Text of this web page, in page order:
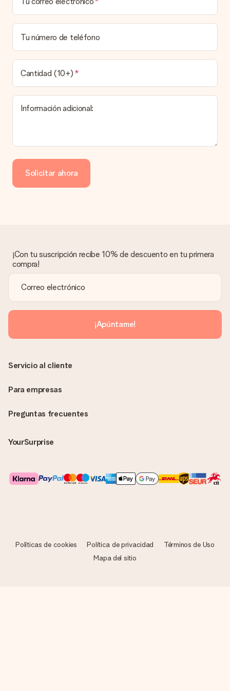
Elegir la fecha exacta de entrega no es posible. Una vez
personalizado y completado tu pedido, recibirás una
confirmación con las fechas estimadas de entrega. Una vez
que el pedido haya sido enviado, será la empresa de
transportes la encargada de entregar el regalo.
¿Cuál es el tiempo de entrega y cuándo recibo mi
obsequio?
El tiempo de entrega se puede encontrar en la página del
producto del regalo.
¿Cómo puedo pagar mi pedido?
de crédito o transferencia bancaria. En caso de elegir
transferencia bancaria, ten en cuenta 3 días adicionales para la
entrega de tu regalo.
asunto contigo. Ponte en contacto con nuestro equipo de
atención al cliente por teléfono, correo electrónico o chat y
buscaremos una solución adecuada para ti.
¿Se envía la factura junto con el pedido?
La factura y cualquier otra información relativa a tu regalo se
enviará únicamente por correo electrónico. El regalo se enviará
sin ninguna información adicional Así, evitaremos que la
persona que recibe el regalo la vea. ¡No le enviaremos nada
más que su increíble regalo! ¿Quieres que sepa quién se lo
Tu número de teléfono
Cantidad (10+)
Información adicional:
Solicitar ahora
¡Con tu suscripción recibe 10% de descuento en tu primera
compra!
¡Apúntame!
Preguntas frecuentes
YourSurprise
Servicio al cliente
Para empresas
Políticas de cookies Política de privacidad
Términos de Uso
Mapa del sitio